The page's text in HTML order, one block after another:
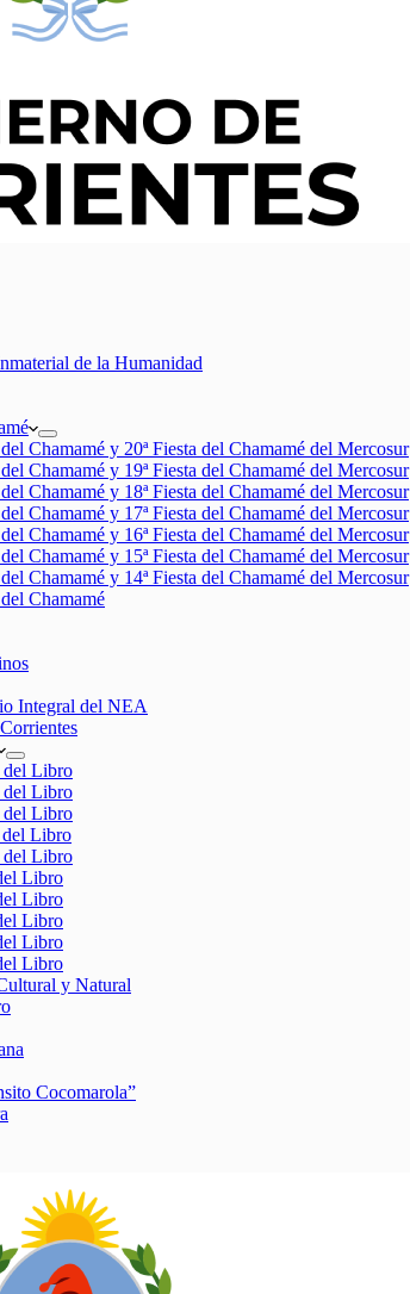
de la Humanidad
Chamamé y 20ª Fiesta del Chamamé del Mercosur
Chamamé y 19ª Fiesta del Chamamé del Mercosur
Chamamé y 18ª Fiesta del Chamamé del Mercosur
Chamamé y 17ª Fiesta del Chamamé del Mercosur
Chamamé y 16ª Fiesta del Chamamé del Mercosur
Chamamé y 15ª Fiesta del Chamamé del Mercosur
Chamamé y 14ª Fiesta del Chamamé del Mercosur
Chamamé
Integral del NEA
del Libro
del Libro
del Libro
del Libro
del Libro
Libro
Libro
Libro
Libro
Libro
y Natural
Cocomarola”